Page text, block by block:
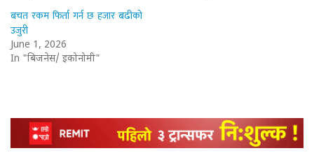
बचत रकम फिर्ता गर्न छ हजार बढीको
उजुरी
June 1, 2026
In "बिजनेस/ इकोनोमी"